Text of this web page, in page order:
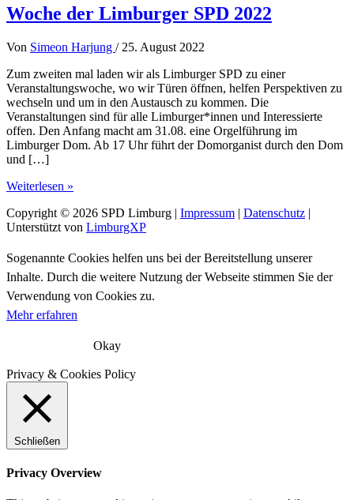
Woche der Limburger SPD 2022
Von Simeon Harjung / 25. August 2022
Zum zweiten mal laden wir als Limburger SPD zu einer
Veranstaltungswoche, wo wir Türen öffnen, helfen Perspektiven zu
wechseln und um in den Austausch zu kommen. Die
Veranstaltungen sind für alle Limburger*innen und Interessierte
offen. Den Anfang macht am 31.08. eine Orgelführung im
Limburger Dom. Ab 17 Uhr führt der Domorganist durch den Dom
und […]
Woche
Limburger
SPD
Weiterlesen »
Copyright © 2026 SPD Limburg | Impressum | Datenschutz |
Unterstützt von LimburgXP
Sogenannte Cookies helfen uns bei der Bereitstellung unserer
Inhalte. Durch die weitere Nutzung der Webseite stimmen Sie der
Verwendung von Cookies zu.
Mehr erfahren
Okay
Privacy & Cookies Policy
Schließen
Privacy Overview